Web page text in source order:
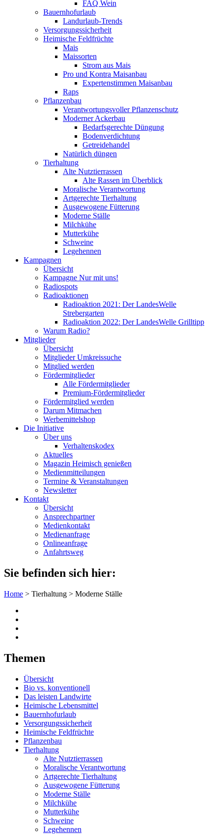
FAQ Wein
Bauernhofurlaub
Landurlaub-Trends
Versorgungssicherheit
Heimische Feldfrüchte
Mais
Maissorten
Strom aus Mais
Pro und Kontra Maisanbau
Expertenstimmen Maisanbau
Raps
Pflanzenbau
Verantwortungsvoller Pflanzenschutz
Moderner Ackerbau
Bedarfsgerechte Düngung
Bodenverdichtung
Getreidehandel
Natürlich düngen
Tierhaltung
Alte Nutztierrassen
Alte Rassen im Überblick
Moralische Verantwortung
Artgerechte Tierhaltung
Ausgewogene Fütterung
Moderne Ställe
Milchkühe
Mutterkühe
Schweine
Legehennen
Kampagnen
Übersicht
Kampagne Nur mit uns!
Radiospots
Radioaktionen
Radioaktion 2021: Der LandesWelle
Strebergarten
Radioaktion 2022: Der LandesWelle Grilltipp
Warum Radio?
Mitglieder
Übersicht
Mitglieder Umkreissuche
Mitglied werden
Fördermitglieder
Alle Fördermitglieder
Premium-Fördermitglieder
Fördermitglied werden
Darum Mitmachen
Werbemittelshop
Die Initiative
Über uns
Verhaltenskodex
Aktuelles
Magazin Heimisch genießen
Medienmitteilungen
Termine & Veranstaltungen
Newsletter
Kontakt
Übersicht
Ansprechpartner
Medienkontakt
Medienanfrage
Onlineanfrage
Anfahrtsweg
Sie befinden sich hier:
Home > Tierhaltung > Moderne Ställe
Themen
Übersicht
Bio vs. konventionell
Das leisten Landwirte
Heimische Lebensmittel
Bauernhofurlaub
Versorgungssicherheit
Heimische Feldfrüchte
Pflanzenbau
Tierhaltung
Alte Nutztierrassen
Moralische Verantwortung
Artgerechte Tierhaltung
Ausgewogene Fütterung
Moderne Ställe
Milchkühe
Mutterkühe
Schweine
Legehennen